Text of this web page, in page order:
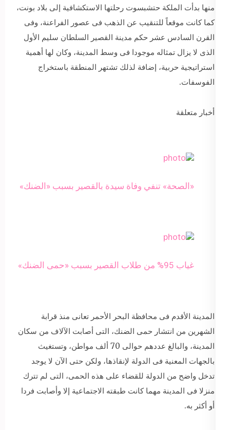
منها بدأت الملكة حتشبسوت رحلتها الاستكشافية إلى بلاد بونت،
كما كانت موقعاً للتنقيب عن الذهب فى عصور الفراعنة، وفى
القرن السادس عشر حكم مدينة القصير السلطان سليم الأول
الذى لا يزال تمثاله موجودا فى وسط المدينة، وكان لها أهمية
استراتيجية حربية، إضافة لذلك تشتهر المنطقة باستخراج
الفوسفات.
أخبار متعلقة
«الصحة» تنفي وفاة سيدة بالقصير بسبب «الضنك»
غياب 95% من طلاب القصير بسبب «حمى الضنك»
المدينة الأقدم فى محافظة البحر الأحمر تعانى منذ قرابة
الشهرين من انتشار حمى الضنك، التى أصابت الآلاف من سكان
المدينة، والبالغ عددهم حوالى 70 ألف مواطن، وتستغيث
بالجهات المعنية فى الدولة لإنقاذها، ولكن حتى الآن لا يوجد
تدخل واضح من الدولة للقضاء على هذه الحمى، التى لم تترك
منزلا فى المدينة مهما كانت طبقته الاجتماعية إلا وأصابت فردا
أو أكثر به.